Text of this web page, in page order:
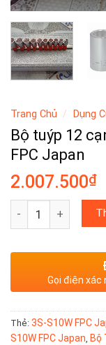
Trang Chủ / Dụng
Bộ tuýp 12
FPC Japan
2.007.500₫
Bộ tuýp 12 cạnh
Gọi điện xác
Thẻ: 3S-S10W FPC
S10W FPC Japan, Bộ